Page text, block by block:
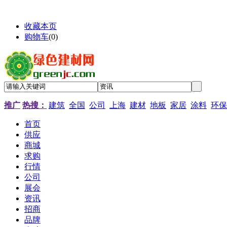
收藏本页
购物车(0)
推广 热搜： 建筑 全国 公司 上海 建材 地板 家居 涂料 环保
首页
供应
商城
求购
行情
公司
展会
资讯
招商
品牌